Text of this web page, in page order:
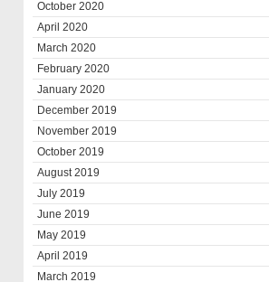
October 2020
April 2020
March 2020
February 2020
January 2020
December 2019
November 2019
October 2019
August 2019
July 2019
June 2019
May 2019
April 2019
March 2019